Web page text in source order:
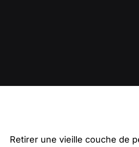
Retirer une vieille couche de